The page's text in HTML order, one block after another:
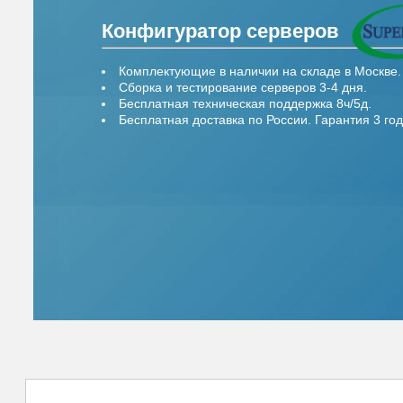
Конфигуратор серверов
Комплектующие в наличии на складе в Москве.
Сборка и тестирование серверов 3-4 дня.
Бесплатная техническая поддержка 8ч/5д.
Бесплатная доставка по России. Гарантия 3